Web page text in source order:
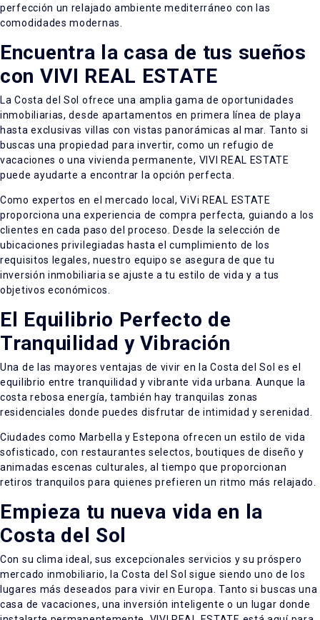
perfección un relajado ambiente mediterráneo con las
comodidades modernas.
Encuentra la casa de tus sueños
con VIVI REAL ESTATE
La Costa del Sol ofrece una amplia gama de oportunidades
inmobiliarias, desde apartamentos en primera línea de playa
hasta exclusivas villas con vistas panorámicas al mar. Tanto si
buscas una propiedad para invertir, como un refugio de
vacaciones o una vivienda permanente, VIVI REAL ESTATE
puede ayudarte a encontrar la opción perfecta.
Como expertos en el mercado local, ViVi REAL ESTATE
proporciona una experiencia de compra perfecta, guiando a los
clientes en cada paso del proceso. Desde la selección de
ubicaciones privilegiadas hasta el cumplimiento de los
requisitos legales, nuestro equipo se asegura de que tu
inversión inmobiliaria se ajuste a tu estilo de vida y a tus
objetivos económicos.
El Equilibrio Perfecto de
Tranquilidad y Vibración
Una de las mayores ventajas de vivir en la Costa del Sol es el
equilibrio entre tranquilidad y vibrante vida urbana. Aunque la
costa rebosa energía, también hay tranquilas zonas
residenciales donde puedes disfrutar de intimidad y serenidad.
Ciudades como Marbella y Estepona ofrecen un estilo de vida
sofisticado, con restaurantes selectos, boutiques de diseño y
animadas escenas culturales, al tiempo que proporcionan
retiros tranquilos para quienes prefieren un ritmo más relajado.
Empieza tu nueva vida en la
Costa del Sol
Con su clima ideal, sus excepcionales servicios y su próspero
mercado inmobiliario, la Costa del Sol sigue siendo uno de los
lugares más deseados para vivir en Europa. Tanto si buscas una
casa de vacaciones, una inversión inteligente o un lugar donde